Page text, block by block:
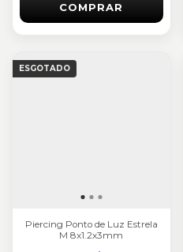
COMPRAR
ESGOTADO
Piercing Ponto de Luz Estrela
M 8x1.2x3mm